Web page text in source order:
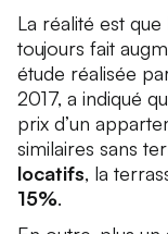
La réalité est que
toujours fait
étude réalisée
2017, a indiqué
prix d’un
similaires sans
locatifs, la
15%.